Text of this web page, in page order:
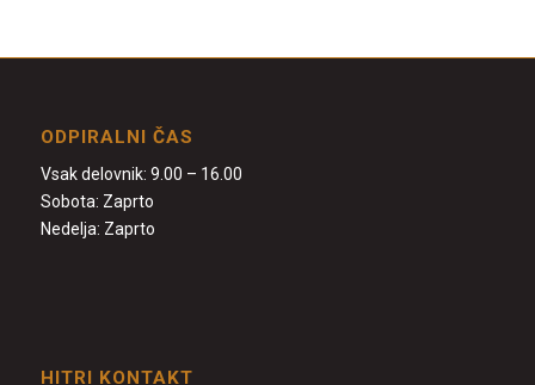
ODPIRALNI ČAS
Vsak delovnik: 9.00 – 16.00
Sobota: Zaprto
Nedelja: Zaprto
HITRI KONTAKT